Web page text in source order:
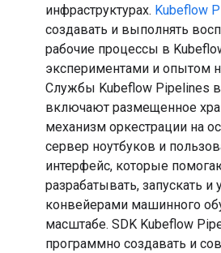
инфраструктурах. Kubeflow
создавать и выполнять
рабочие процессы в
экспериментами и опытом
Службы Kubeflow Pipelines
включают размещенное
механизм оркестрации на
сервер ноутбуков и
интерфейс, которые
разрабатывать, запускать
конвейерами машинного
масштабе. SDK Kubeflow
программно создавать и